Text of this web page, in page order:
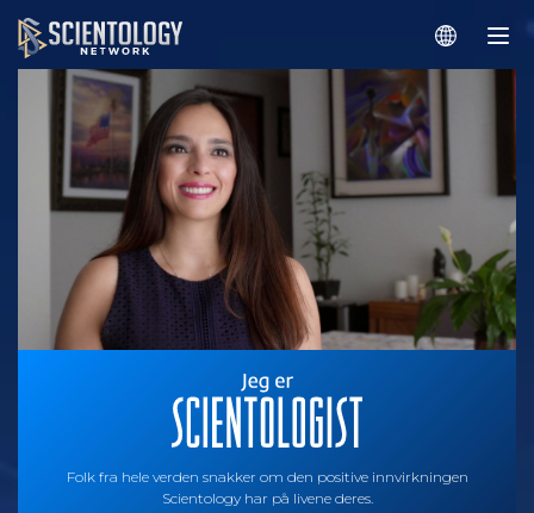
Folk fra hele verden snakker om den positive innvirkningen
Scientology har på livene deres.